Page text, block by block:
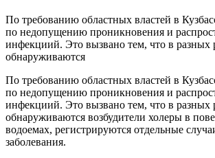
По требованию областных властей в
по недопущению проникновения и
инфекциий. Это вызвано тем, что в разных
обнаруживаются
По требованию областных властей в
по недопущению проникновения и
инфекциий. Это вызвано тем, что в разных
обнаруживаются возбудители холеры в
водоемах, регистрируются отдельные
заболевания.